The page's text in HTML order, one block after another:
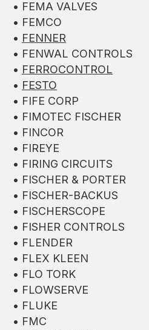
• FEMA VALVES
• FEMCO
• FENNER
• FENWAL CONTROLS
• FERROCONTROL
• FESTO
• FIFE CORP
• FIMOTEC FISCHER
• FINCOR
• FIREYE
• FIRING CIRCUITS
• FISCHER & PORTER
• FISCHER-BACKUS
• FISCHERSCOPE
• FISHER CONTROLS
• FLENDER
• FLEX KLEEN
• FLO TORK
• FLOWSERVE
• FLUKE
• FMC